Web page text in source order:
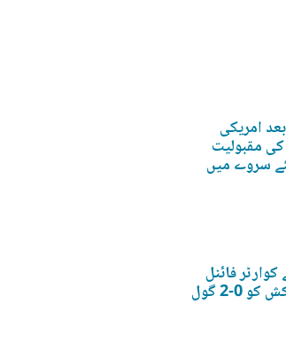
امریکی
مقبولیت
سروے میں
فائنل
میں فرانس نے مراکش کو 0-2 گول